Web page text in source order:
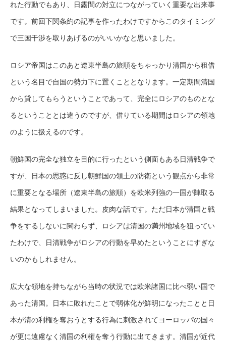
れた行動でもあり、日露間の対立につながっていく重要な出来事
です。前回下関条約の記事を作ったわけですからこのタイミング
で三国干渉を取りあげるのがいいかなと思いました。
ロシア帝国はこのあと遼東半島の旅順をちゃっかり清国から租借
という名目で自国の勢力下に置くこととなります。一定期間清国
から貸してもらうということであって、完全にロシアのものとな
るということとは違うのですが、借りている期間はロシアの領地
のように扱えるのです。
朝鮮国の完全な独立を目的に行ったという側面もある日清戦争で
すが、日本の思惑に反し朝鮮国の領土の防衛という観点から非常
に重要となる場所（遼東半島の旅順）を欧米列強の一国が陣取る
結果となってしまいました。皮肉な話です。ただ日本が清国と戦
争をするしないに関わらず、ロシアは清国の満州地域を狙ってい
たわけで、日清戦争がロシアの行動を早めたということにすぎな
いのかもしれません。
広大な領地を持ちながら当時の状況では欧米諸国に比べ弱い国で
あった清国。日本に敗れたことで弱体化が鮮明になったことと日
本が清の利権を奪おうとする行為に刺激されてヨーロッパの国々
が更に遠慮なく清国の利権を奪う行動に出てきます。清国が近代